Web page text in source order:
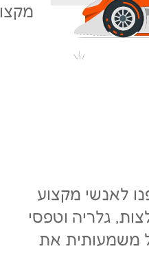
לאנשי מקצוע
גלריה וטפסי
משמעותית את